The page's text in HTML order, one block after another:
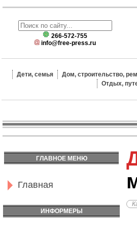
266-572-755
info@free-press.ru
Дети, семья Дом, строительство,
Отдых,
ГЛАВНОЕ МЕНЮ
Главная
ИНФОРМЕРЫ
Детский